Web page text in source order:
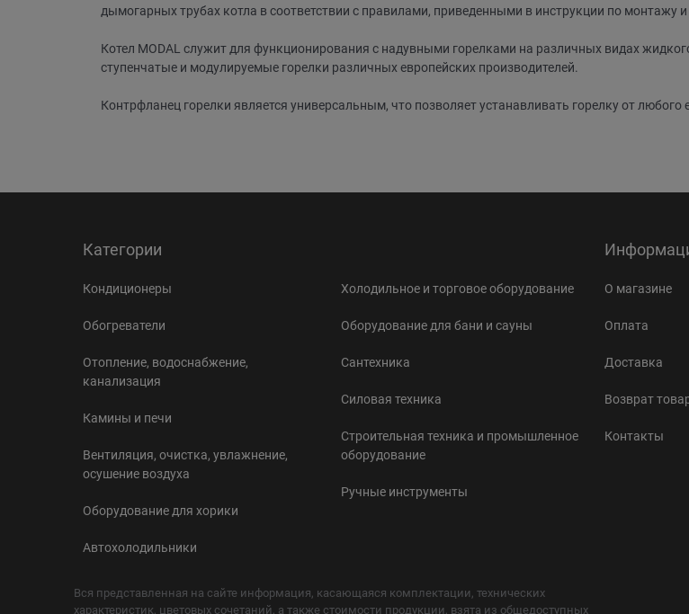
дымогарных трубах котла в соответствии с правилами, приведенными в инструкции по монтажу и
Котел MODAL служит для функционирования с надувными горелками на различных видах
ступенчатые и модулируемые горелки различных европейских производителей.
Контрфланец горелки является универсальным, что позволяет устанавливать горелку от любого
Категории
Кондиционеры
Обогреватели
Отопление, водоснабжение,
канализация
Камины и печи
Вентиляция, очистка, увлажнение,
осушение воздуха
Оборудование для хорики
Автохолодильники
Холодильное и торговое оборудование
Оборудование для бани и сауны
Сантехника
Силовая техника
Строительная техника и промышленное
оборудование
Ручные инструменты
О магазине
Оплата
Доставка
Возврат
Контакты
Вся представленная на сайте информация, касающаяся комплектации, технических
характеристик, цветовых сочетаний, а также стоимости продукции, взята из общедоступных